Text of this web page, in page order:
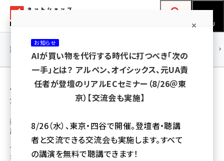
ン
ネットショップ担当者フォーラム
MENU
yahoo (1901)
楽天 (1871)
連載・特集 |
用語「楽天ペイ」 が使われている記事の一覧
全 26 記事中 1 ～ 26 を表示中
楽天の新決済サービス「楽天ペイ」の詳細を徹
底解説! 全出店者に2017/4導入の内容とは
サービスの詳細について決済プロジェクトの統括責任者である皆川尚久氏
から話を聞いた
お知らせ
AIが買い物を代行する時代に打つべき「次の
一手」とは？ アルペン、オイシックス、元UA責
任者が登壇のリアルECセミナー（8/26＠東
京）【交流会も実施】
8/26（水）、東京・四谷で開催。登壇者・聴講
者と交流できる交流会も実施します。すべて
の講演を無料で聴講できます！